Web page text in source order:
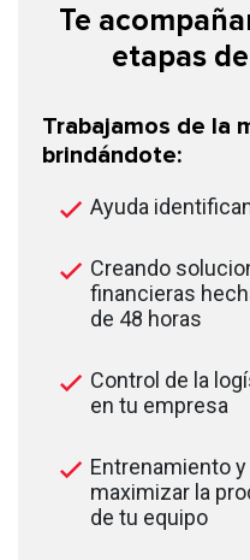
Te
etapas
Trabajamos de la
brindándote:
Ayuda
Creando
financieras
de 48 horas
Control de la
en tu empresa
Entrenamiento
maximizar la
de tu equipo